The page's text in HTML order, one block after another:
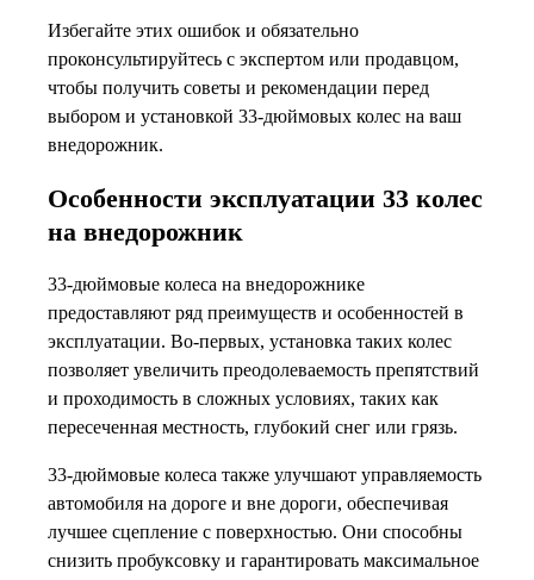
Избегайте этих ошибок и обязательно
проконсультируйтесь с экспертом или продавцом,
чтобы получить советы и рекомендации перед
выбором и установкой 33-дюймовых колес на ваш
внедорожник.
Особенности эксплуатации 33 колес
на внедорожник
33-дюймовые колеса на внедорожнике
предоставляют ряд преимуществ и особенностей в
эксплуатации. Во-первых, установка таких колес
позволяет увеличить преодолеваемость препятствий
и проходимость в сложных условиях, таких как
пересеченная местность, глубокий снег или грязь.
33-дюймовые колеса также улучшают управляемость
автомобиля на дороге и вне дороги, обеспечивая
лучшее сцепление с поверхностью. Они способны
снизить пробуксовку и гарантировать максимальное